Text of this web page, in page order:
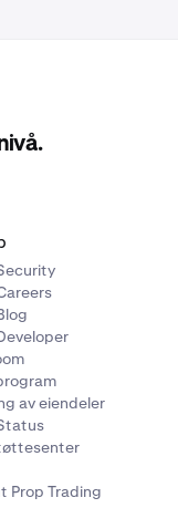
av eiendeler
Prop Trading